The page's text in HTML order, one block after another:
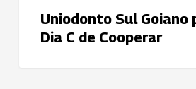
Uniodonto Sul Goiano
Dia C de Cooperar